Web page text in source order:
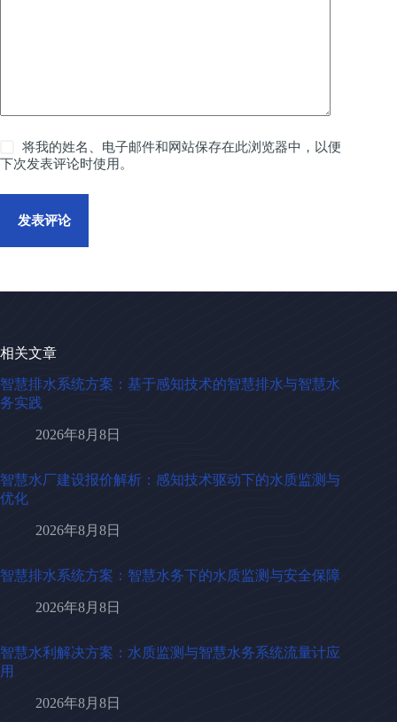
将我的姓名、电子邮件和网站保存在此浏览器中，以便
下次发表评论时使用。
发表评论
相关文章
智慧排水系统方案：基于感知技术的智慧排水与智慧水
务实践
2026年8月8日
智慧水厂建设报价解析：感知技术驱动下的水质监测与
优化
2026年8月8日
智慧排水系统方案：智慧水务下的水质监测与安全保障
2026年8月8日
智慧水利解决方案：水质监测与智慧水务系统流量计应
用
2026年8月8日